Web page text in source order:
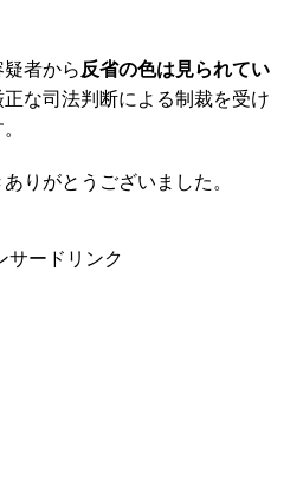
者から反省の色は見られてい
な司法判断による制裁を受け
りがとうございました。
サードリンク